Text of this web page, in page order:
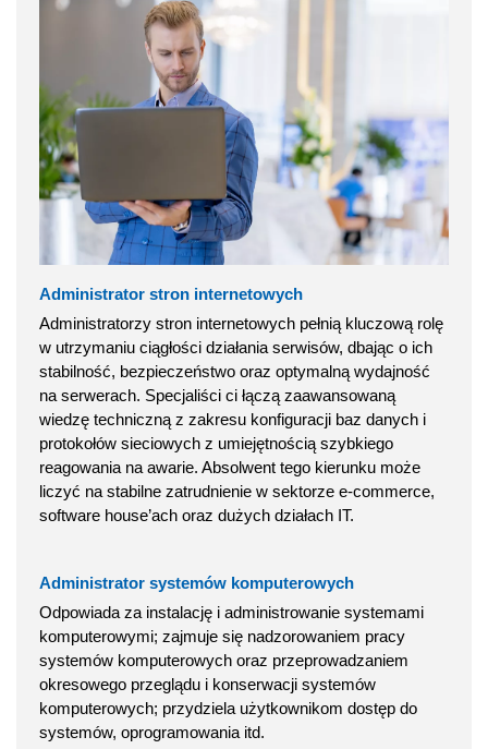
Administrator stron internetowych
Administratorzy stron internetowych pełnią kluczową rolę
w utrzymaniu ciągłości działania serwisów, dbając o ich
stabilność, bezpieczeństwo oraz optymalną wydajność
na serwerach. Specjaliści ci łączą zaawansowaną
wiedzę techniczną z zakresu konfiguracji baz danych i
protokołów sieciowych z umiejętnością szybkiego
reagowania na awarie. Absolwent tego kierunku może
liczyć na stabilne zatrudnienie w sektorze e-commerce,
software house’ach oraz dużych działach IT.
Administrator systemów komputerowych
Odpowiada za instalację i administrowanie systemami
komputerowymi; zajmuje się nadzorowaniem pracy
systemów komputerowych oraz przeprowadzaniem
okresowego przeglądu i konserwacji systemów
komputerowych; przydziela użytkownikom dostęp do
systemów, oprogramowania itd.